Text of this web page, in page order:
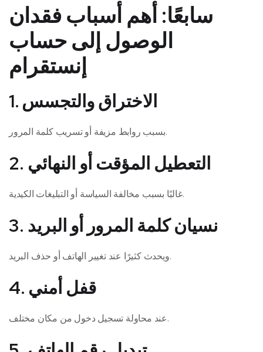
سابعًا: أهم أسباب فقدان
الوصول إلى حساب
إنستقرام
1. الاختراق والتجسس
بسبب روابط مزيفة أو تسريب كلمة المرور.
2. التعطيل المؤقت أو النهائي
غالبًا بسبب مخالفة السياسة أو التبليغات الكيدية.
3. نسيان كلمة المرور أو البريد
ويحدث كثيرًا عند تغيير الهاتف أو حذف البريد.
4. قفل أمني
عند محاولة تسجيل دخول من مكان مختلف.